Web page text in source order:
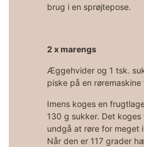
brug i en sprøjtepose.
2 x marengs
Æggehvider og 1 tsk.
piske på en
Imens koges en
130 g sukker. Det koges
undgå at røre for meget
Når den er 117 grader